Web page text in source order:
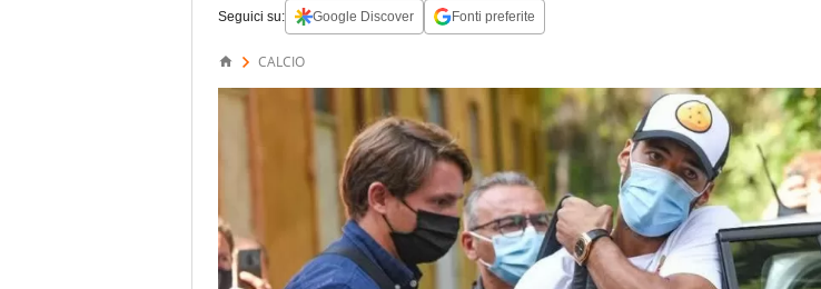
Seguici su: Google Discover Fonti preferite
CALCIO